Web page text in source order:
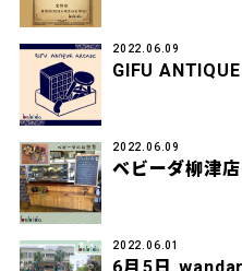
2022.06.09
GIFU
2022.06.09
ベビーダ柳津
2022.06.01